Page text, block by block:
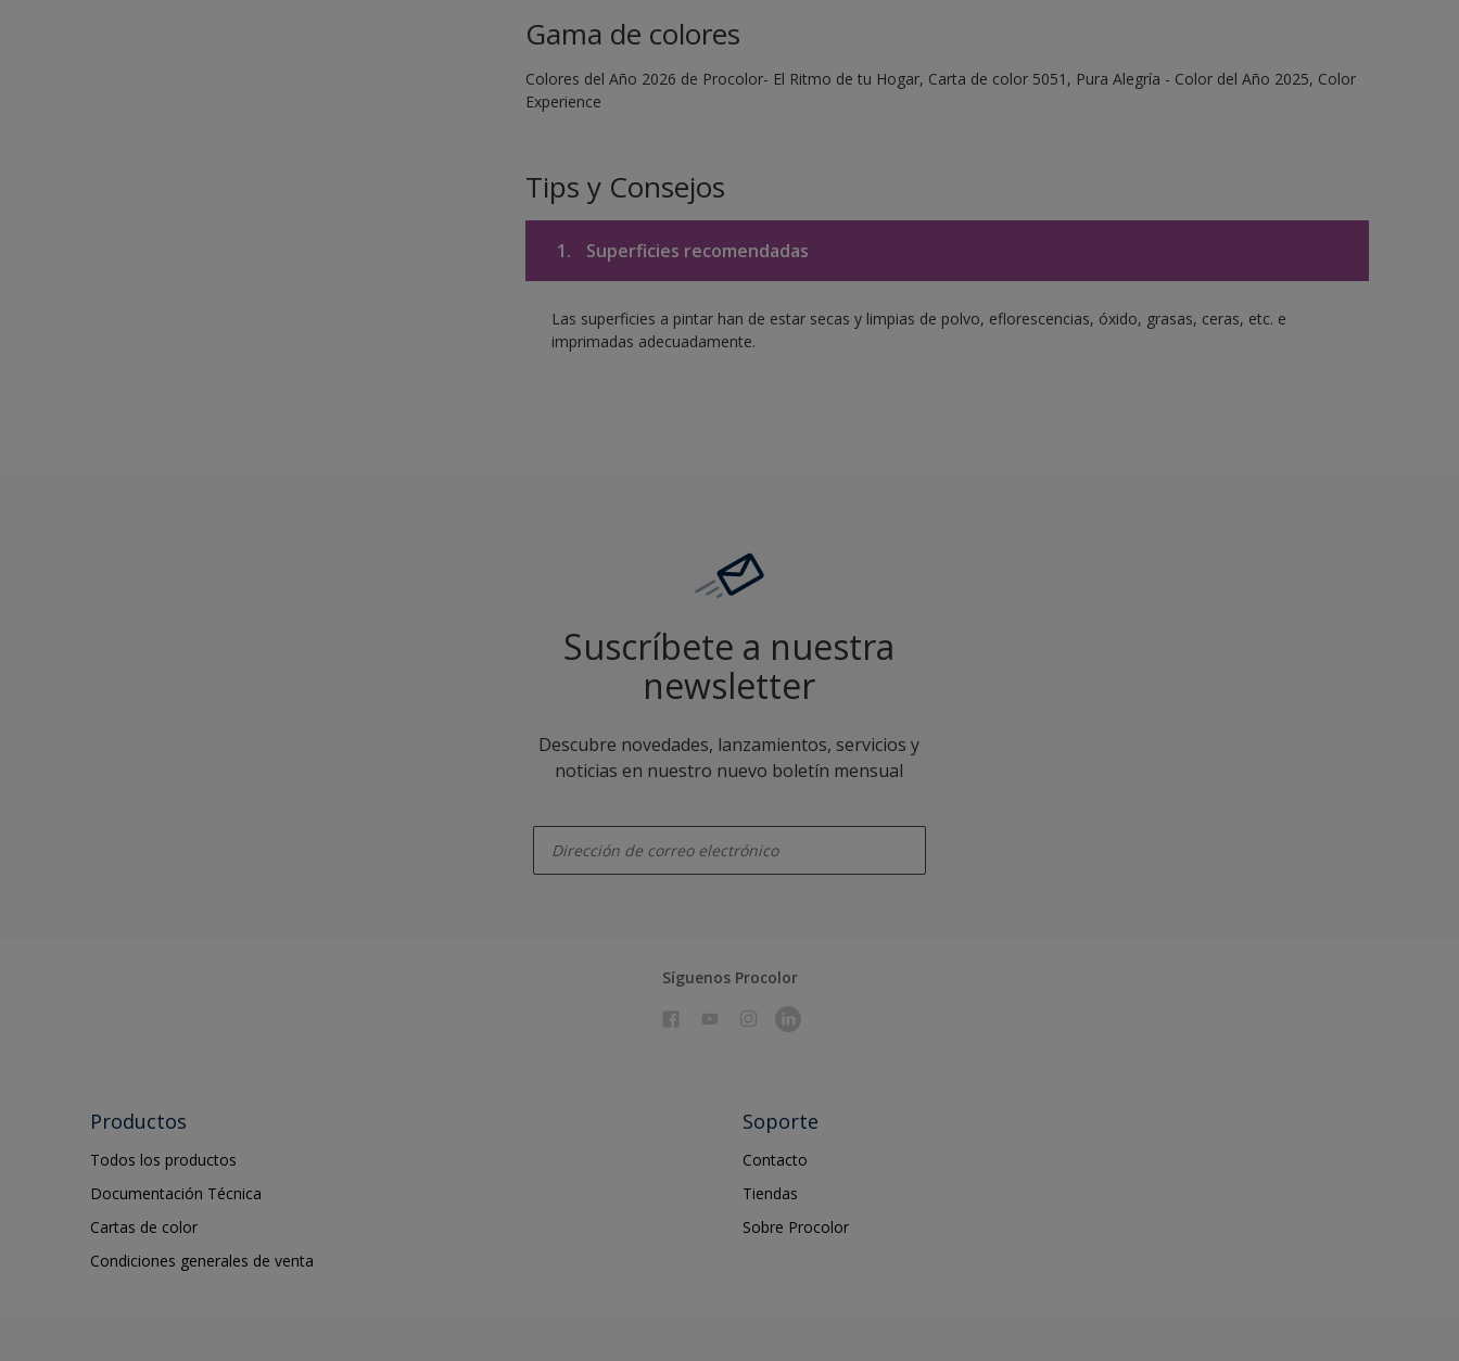
Gama de colores
Colores del Año 2026 de Procolor- El Ritmo de tu Hogar, Carta de color 5051, Pura Alegría - Color del Año 2025, Color
Experience
Tips y Consejos
1. Superficies recomendadas
Las superficies a pintar han de estar secas y limpias de polvo, eflorescencias, óxido, grasas, ceras, etc. e
imprimadas adecuadamente.
Suscríbete a nuestra
newsletter
Descubre novedades, lanzamientos, servicios y
noticias en nuestro nuevo boletín mensual
Síguenos Procolor
Productos
Todos los productos
Documentación Técnica
Cartas de color
Condiciones generales de venta
Soporte
Contacto
Tiendas
Sobre Procolor